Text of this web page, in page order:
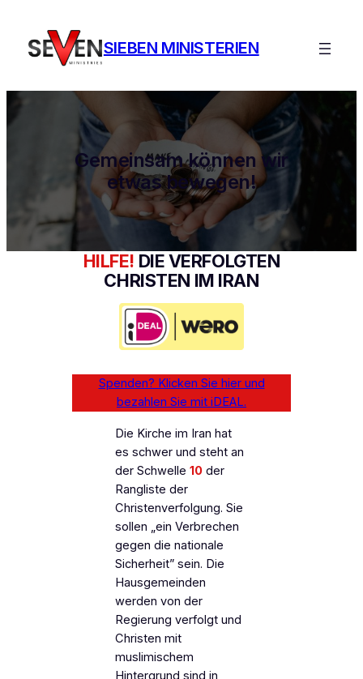
SIEBEN MINISTERIEN
Gemeinsam können wir
etwas bewegen!
HILFE! DIE VERFOLGTEN
CHRISTEN IM IRAN
Spenden? Klicken Sie hier und
bezahlen Sie mit iDEAL.
Die Kirche im Iran hat
es schwer und steht an
der Schwelle10 der
Rangliste der
Christenverfolgung. Sie
sollen „ein Verbrechen
gegen die nationale
Sicherheit” sein. Die
Hausgemeinden
werden von der
Regierung verfolgt und
Christen mit
muslimischem
Hintergrund sind in